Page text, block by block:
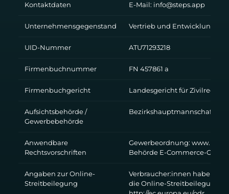
Kontaktdaten E-Mail: info@steps.app
Unternehmensgegenstand Vertrieb und Entwicklung
UID-Nummer ATU71293218
Firmenbuchnummer FN 457861 a
Firmenbuchgericht Landesgericht für
Aufsichtsbehörde /
Gewerbebehörde
Bezirkshauptmannschaft
Anwendbare
Rechtsvorschriften
Gewerbeordnung:
Behörde E-Commerce-Gesetz
Angaben zur Online-
Streitbeilegung
Verbraucher:innen haben
die Online-